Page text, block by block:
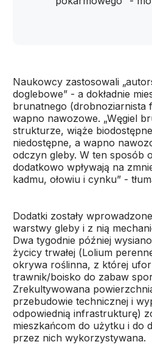
Naukowcy zastosowali
doglebowe” - a dokładnie
brunatnego (drobnoziarnista
wapno nawozowe. „Węgiel
strukturze, wiąże
niedostępne, a wapno
odczyn gleby. W ten sposób
dodatkowo wpływają na
kadmu, ołowiu i cynku” -
Dodatki zostały
warstwy gleby i z nią
Dwa tygodnie później
życicy trwałej (Lolium
okrywa roślinna, z której
trawnik/boisko do zabaw
Zrekultywowana
przebudowie technicznej i
odpowiednią infrastrukturę)
mieszkańcom do użytku i do
przez nich wykorzystywana.